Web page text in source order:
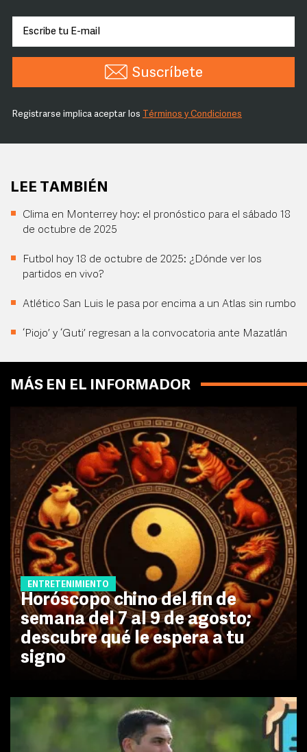
Suscríbete
Registrarse implica aceptar los Términos y Condiciones
LEE TAMBIÉN
Clima en Monterrey hoy: el pronóstico para el sábado 18
de octubre de 2025
Futbol hoy 18 de octubre de 2025: ¿Dónde ver los
partidos en vivo?
Atlético San Luis le pasa por encima a un Atlas sin rumbo
‘Piojo’ y ‘Guti’ regresan a la convocatoria ante Mazatlán
MÁS EN EL INFORMADOR
ENTRETENIMIENTO
Horóscopo chino del fin de
semana del 7 al 9 de agosto;
descubre qué le espera a tu
signo